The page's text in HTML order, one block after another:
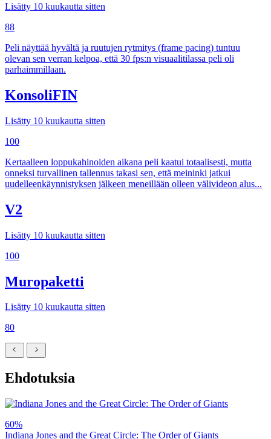
Lisätty 10 kuukautta sitten
88
Peli näyttää hyvältä ja ruutujen rytmitys (frame pacing) tuntuu
olevan sen verran kelpoa, että 30 fps:n visuaalitilassa peli oli
parhaimmillaan.
KonsoliFIN
Lisätty 10 kuukautta sitten
100
Kertaalleen loppukahinoiden aikana peli kaatui totaalisesti, mutta
onneksi turvallinen tallennus takasi sen, että meininki jatkui
uudelleenkäynnistyksen jälkeen meneillään olleen välivideon alus...
V2
Lisätty 10 kuukautta sitten
100
Muropaketti
Lisätty 10 kuukautta sitten
80
Ehdotuksia
60%
Indiana Jones and the Great Circle: The Order of Giants